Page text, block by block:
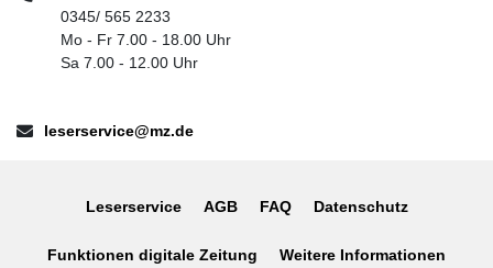
0345/ 565 2233
Mo - Fr 7.00 - 18.00 Uhr
Sa 7.00 - 12.00 Uhr
E-Mail:leserservice@mz.de
Leserservice AGB FAQ Datenschutz
Funktionen digitale Zeitung Weitere Informationen